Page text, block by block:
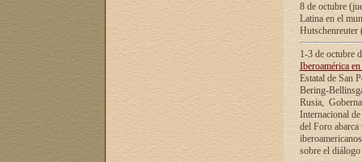
8 de octubre
Latina en el
1-3 de octubre
Iberoamérica
Estatal de San
Bering-
Rusia,
Internacional
del Foro
sobre el